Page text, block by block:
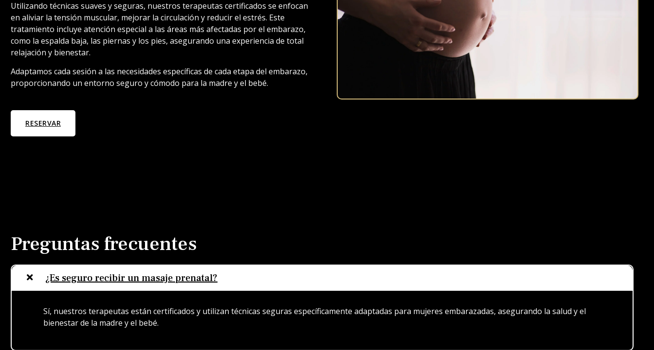
Utilizando técnicas suaves y seguras, nuestros terapeutas certificados se enfocan
en aliviar la tensión muscular, mejorar la circulación y reducir el estrés. Este
tratamiento incluye atención especial a las áreas más afectadas por el embarazo,
como la espalda baja, las piernas y los pies, asegurando una experiencia de total
relajación y bienestar.
Adaptamos cada sesión a las necesidades específicas de cada etapa del embarazo,
proporcionando un entorno seguro y cómodo para la madre y el bebé.
RESERVAR
Preguntas frecuentes
¿Es seguro recibir un masaje prenatal?
Sí, nuestros terapeutas están certificados y utilizan técnicas seguras específicamente adaptadas para mujeres embarazadas, asegurando la salud y el
bienestar de la madre y el bebé.